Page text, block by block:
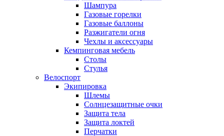
Шампура
Газовые горелки
Газовые баллоны
Разжигатели огня
Чехлы и аксессуары
Кемпинговая мебель
Столы
Стулья
Велоспорт
Экипировка
Шлемы
Солнцезащитные очки
Защита тела
Защита локтей
Перчатки